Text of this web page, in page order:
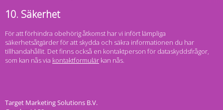
10. Säkerhet
För att förhindra obehörig åtkomst har vi infört lämpliga
säkerhetsåtgärder för att skydda och säkra informationen du har
tillhandahållit. Det finns också en kontaktperson för dataskyddsfrågor,
som kan nås via kontaktformulär kan nås.